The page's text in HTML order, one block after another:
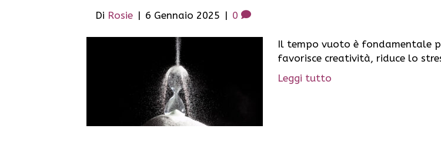
Di Rosie | 6 Gennaio 2025 | 0
Il tempo vuoto è fondamentale
favorisce creatività, riduce lo
Leggi tutto